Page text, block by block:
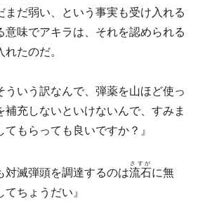
まだ弱い、という事実も受け入れる
意味でアキラは、それを認められる
れたのだ。
いう訳なんで、弾薬を山ほど使っ
補充しないといけないんで、すみま
もらっても良いですか？』
対滅弾頭を調達するのは流石
さすが
に無
ちょうだい』